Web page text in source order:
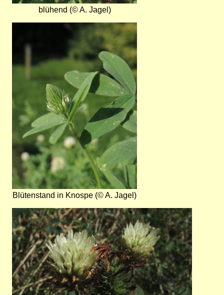
blühend (© A. Jagel)
Blütenstand in Knospe (© A. Jagel)
Bild